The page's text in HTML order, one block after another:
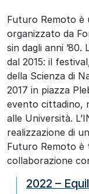
Futuro Remoto è
organizzato da
sin dagli anni
dal 2015: il
della Scienza di
2017 in piazza
evento cittadino,
alle Università.
realizzazione di
Futuro Remoto è
collaborazione
2022 –